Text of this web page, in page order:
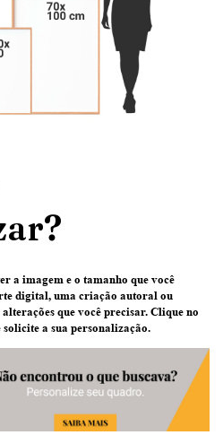
a imagem e o tamanho que você
digital, uma criação autoral ou
alterações que você precisar. Clique no
solicite a sua personalização.